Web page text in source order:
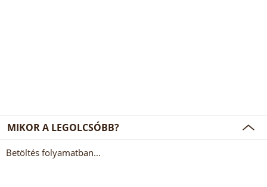
MIKOR A LEGOLCSÓBB?
Betöltés folyamatban...